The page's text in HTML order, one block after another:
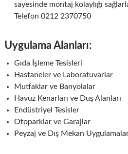
sayesinde montaj kolaylığı
Telefon 0212 2370750
Uygulama Alanları:
Gıda İşleme Tesisleri
Hastaneler ve Laboratuvarlar
Mutfaklar ve Banyolalar
Havuz Kenarları ve Duş Alanları
Endüstriyel Tesisler
Otoparklar ve Garajlar
Peyzaj ve Dış Mekan